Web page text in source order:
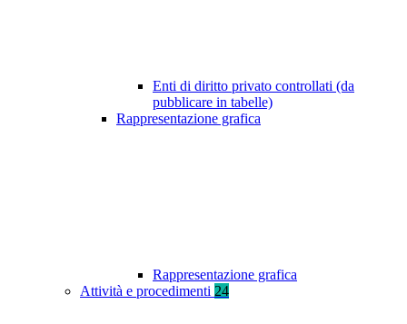
Enti di diritto privato controllati (da
pubblicare in tabelle)
Rappresentazione grafica
Rappresentazione grafica
Attività e procedimenti 24